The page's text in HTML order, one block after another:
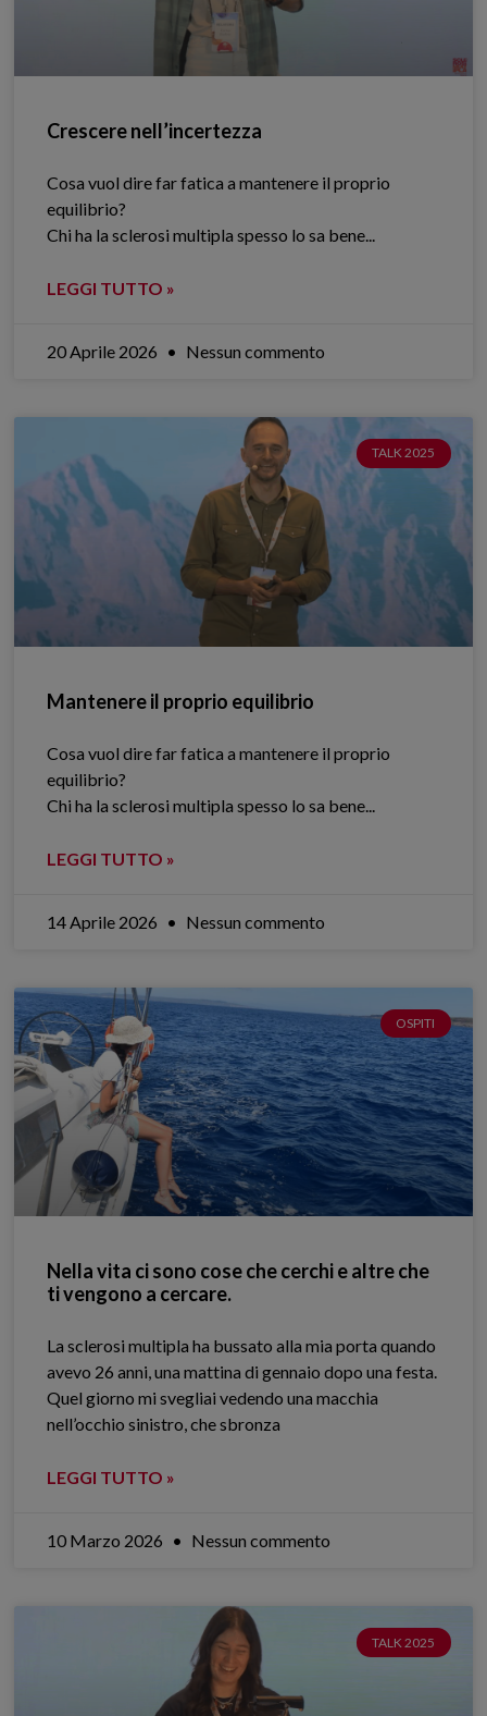
Crescere nell’incertezza
Cosa vuol dire far fatica a mantenere il proprio
equilibrio?
Chi ha la sclerosi multipla spesso lo sa bene.​..
LEGGI TUTTO »
20 Aprile 2026 Nessun commento
TALK 2025
Mantenere il proprio equilibrio
Cosa vuol dire far fatica a mantenere il proprio
equilibrio?
Chi ha la sclerosi multipla spesso lo sa bene.​..
LEGGI TUTTO »
14 Aprile 2026 Nessun commento
OSPITI
Nella vita ci sono cose che cerchi e altre che
ti vengono a cercare.
La sclerosi multipla ha bussato alla mia porta quando
avevo 26 anni, una mattina di gennaio dopo una festa.
Quel giorno mi svegliai vedendo una macchia
nell’occhio sinistro, che sbronza
LEGGI TUTTO »
10 Marzo 2026 Nessun commento
TALK 2025